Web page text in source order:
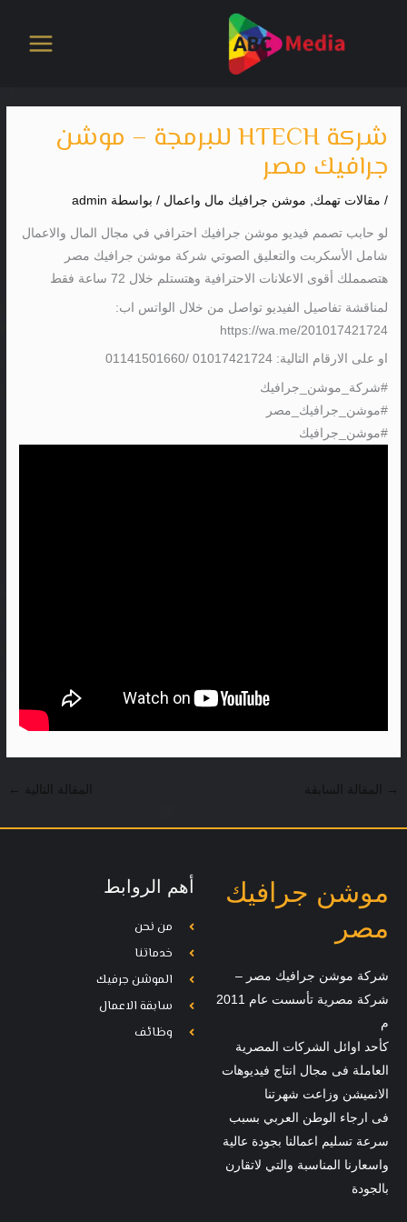
شركة HTECH للبرمجة – موشن
جرافيك مصر
/ مقالات تهمك, موشن جرافيك مال واعمال / بواسطة admin
لو حابب تصمم فيديو موشن جرافيك احترافي في مجال المال والاعمال
شامل الأسكربت والتعليق الصوتي شركة موشن جرافيك مصر
هتصمملك أقوى الاعلانات الاحترافية وهتستلم خلال 72 ساعة فقط
لمناقشة تفاصيل الفيديو تواصل من خلال الواتس اب:
https://wa.me/201017421724
او على الارقام التالية: 01017421724 /01141501660
#شركة_موشن_جرافيك
#موشن_جرافيك_مصر
#موشن_جرافيك
→ المقالة السابقة المقالة التالية ←
موشن جرافيك
مصر
شركة موشن جرافيك مصر –
شركة مصرية تأسست عام 2011
م
كأحد اوائل الشركات المصرية
العاملة فى مجال انتاج فيديوهات
الانميشن وزاعت شهرتنا
فى ارجاء الوطن العربي بسبب
سرعة تسليم اعمالنا بجودة عالية
واسعارنا المناسبة والتي لاتقارن
بالجودة
أهم الروابط
من نحن
خدماتنا
الموشن جرفيك
سابقة الاعمال
وظائف